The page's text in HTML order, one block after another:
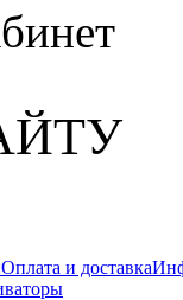
Оплата и доставка